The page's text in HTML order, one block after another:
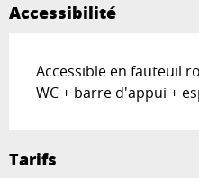
Accessibilité
Accessible en fauteuil
WC + barre d'appui +
Tarifs